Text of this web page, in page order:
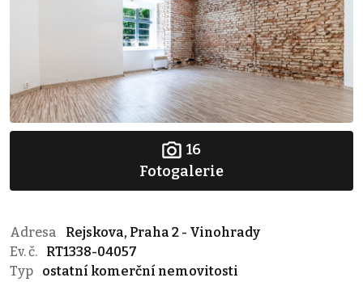
16
Fotogalerie
Adresa
Rejskova, Praha 2 - Vinohrady
Ev. č.
RT1338-04057
Typ
ostatní komerční nemovitosti